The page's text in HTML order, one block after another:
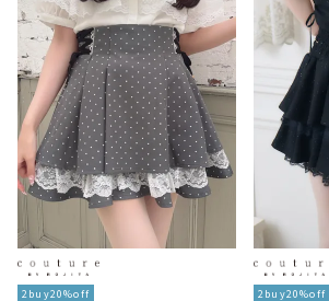
2buy20%off 2buy20%off